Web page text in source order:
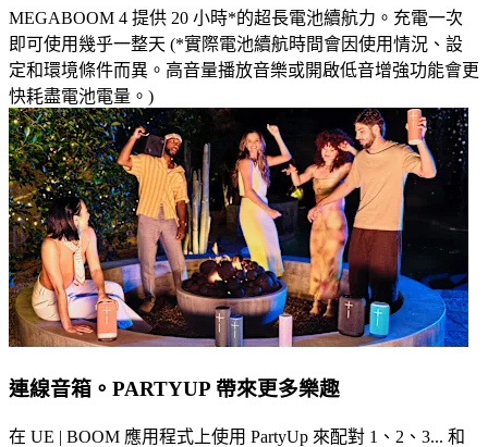
MEGABOOM 4 提供 20 小時*的超長電池續航力。充電一次
即可使用幾乎一整天 (*實際電池續航時間會因使用情況、設
定和環境條件而異。高音量播放音樂或開啟低音增強功能會更
快耗盡電池電量。)
連線音箱。PARTYUP 帶來更多樂趣
在 UE | BOOM 應用程式上使用 PartyUp 來配對 1、2、3... 和